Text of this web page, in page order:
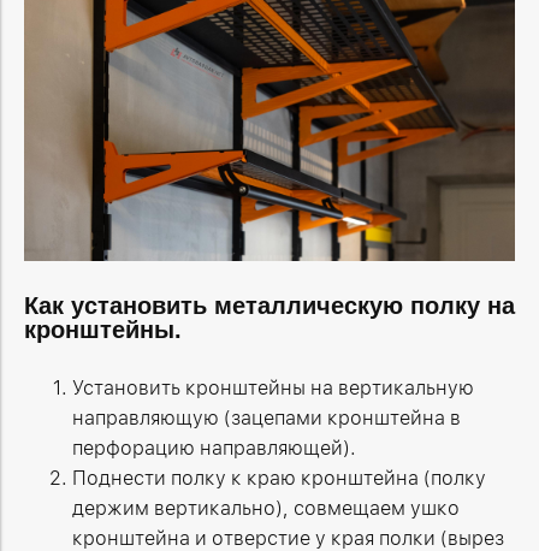
Как установить металлическую полку на
кронштейны.
Установить кронштейны на вертикальную
направляющую (зацепами кронштейна в
перфорацию направляющей).
Поднести полку к краю кронштейна (полку
держим вертикально), совмещаем ушко
кронштейна и отверстие у края полки (вырез